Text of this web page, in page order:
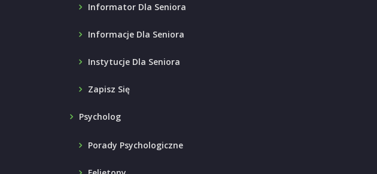
Informator Dla Seniora
Informacje Dla Seniora
Instytucje Dla Seniora
Zapisz Się
Psycholog
Porady Psychologiczne